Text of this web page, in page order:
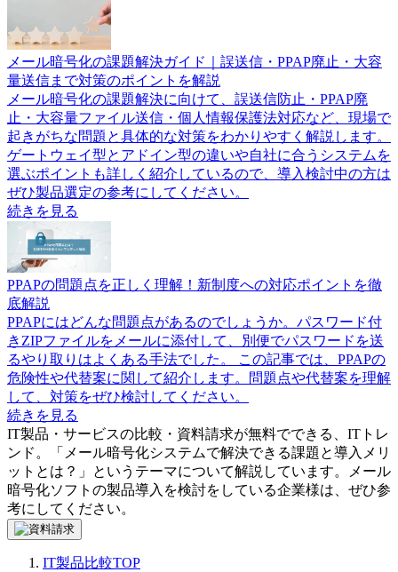
メール暗号化の課題解決ガイド｜誤送信・PPAP廃止・大容
量送信まで対策のポイントを解説
メール暗号化の課題解決に向けて、誤送信防止・PPAP廃
止・大容量ファイル送信・個人情報保護法対応など、現場で
起きがちな問題と具体的な対策をわかりやすく解説します。
ゲートウェイ型とアドイン型の違いや自社に合うシステムを
選ぶポイントも詳しく紹介しているので、導入検討中の方は
ぜひ製品選定の参考にしてください。
続きを見る
PPAPの問題点を正しく理解！新制度への対応ポイントを徹
底解説
PPAPにはどんな問題点があるのでしょうか。パスワード付
きZIPファイルをメールに添付して、別便でパスワードを送
るやり取りはよくある手法でした。 この記事では、PPAPの
危険性や代替案に関して紹介します。問題点や代替案を理解
して、対策をぜひ検討してください。
続きを見る
IT製品・サービスの比較・資料請求が無料でできる、ITトレ
ンド。「 メール暗号化システムで解決できる課題と導入メリ
ットとは？ 」というテーマについて解説しています。
メール
暗号化ソフト の製品導入を検討をしている企業様は、ぜひ参
考にしてください。
IT製品比較TOP